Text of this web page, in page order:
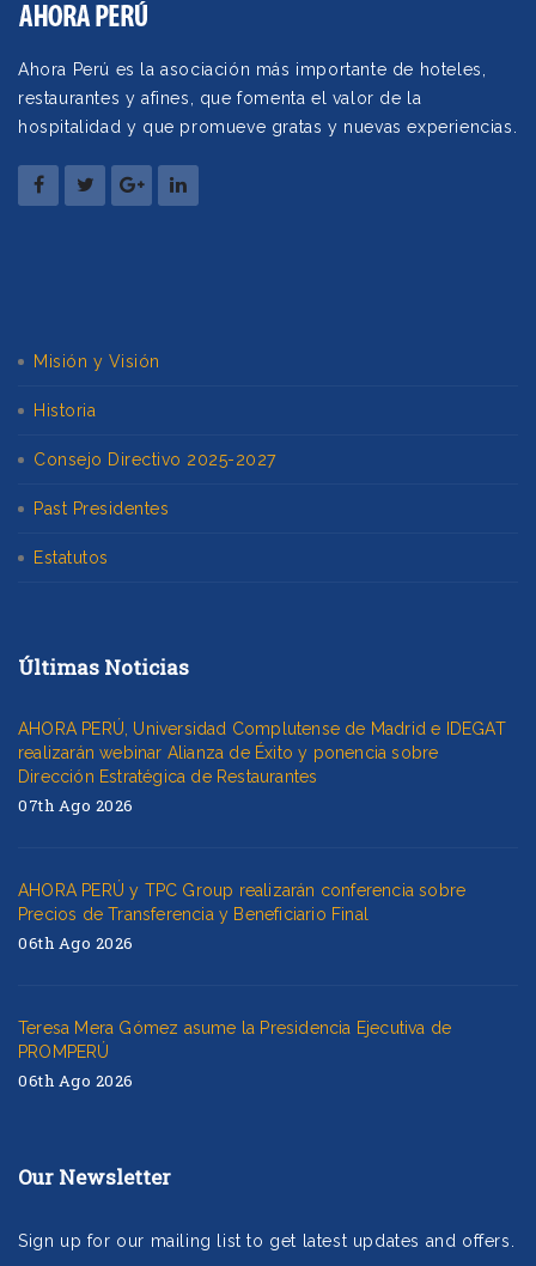
Ahora Perú es la asociación más importante de hoteles,
restaurantes y afines, que fomenta el valor de la
hospitalidad y que promueve gratas y nuevas experiencias.
Misión y Visión
Historia
Consejo Directivo 2025-2027
Past Presidentes
Estatutos
Últimas Noticias
AHORA PERÚ, Universidad Complutense de Madrid e IDEGAT
realizarán webinar Alianza de Éxito y ponencia sobre
Dirección Estratégica de Restaurantes
07th Ago 2026
AHORA PERÚ y TPC Group realizarán conferencia sobre
Precios de Transferencia y Beneficiario Final
06th Ago 2026
Teresa Mera Gómez asume la Presidencia Ejecutiva de
PROMPERÚ
06th Ago 2026
Our Newsletter
Sign up for our mailing list to get latest updates and offers.